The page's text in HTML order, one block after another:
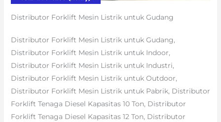
Distributor Forklift Mesin Listrik untuk Gudang
Distributor Forklift Mesin Listrik untuk Gudang,
Distributor Forklift Mesin Listrik untuk Indoor,
Distributor Forklift Mesin Listrik untuk Industri,
Distributor Forklift Mesin Listrik untuk Outdoor,
Distributor Forklift Mesin Listrik untuk Pabrik, Distributor
Forklift Tenaga Diesel Kapasitas 10 Ton, Distributor
Forklift Tenaga Diesel Kapasitas 12 Ton, Distributor